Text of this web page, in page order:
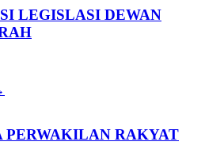
LEGISLASI DEWAN
PERWAKILAN RAKYAT